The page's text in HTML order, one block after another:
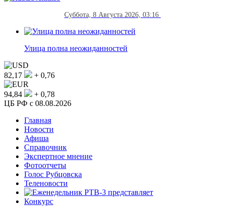
Суббота, 8 Августа 2026, 03:16
Улица полна неожиданностей
82,17 + 0,76
94,84
+ 0,78
ЦБ РФ c 08.08.2026
Главная
Новости
Афиша
Справочник
Экспертное мнение
Фотоотчеты
Голос Рубцовска
Теленовости
Конкурс